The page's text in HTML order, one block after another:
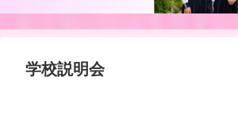
学校説明会